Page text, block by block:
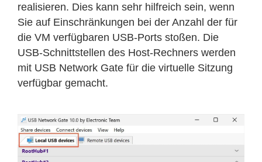
realisieren. Dies kann sehr hilfreich sein, wenn
Sie auf Einschränkungen bei der Anzahl der für
die VM verfügbaren USB-Ports stoßen. Die
USB-Schnittstellen des Host-Rechners werden
mit USB Network Gate für die virtuelle Sitzung
verfügbar gemacht.